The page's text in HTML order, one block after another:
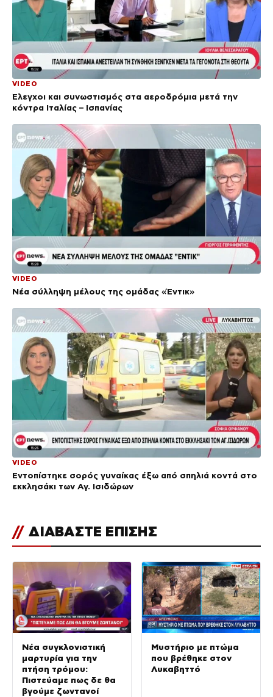
VIDEO
Έλεγχοι και συνωστισμός στα αεροδρόμια μετά την
κόντρα Ιταλίας – Ισπανίας
VIDEO
Νέα σύλληψη μέλους της ομάδας «Έντικ»
VIDEO
Εντοπίστηκε σορός γυναίκας έξω από σπηλιά κοντά στο
εκκλησάκι των Αγ. Ισιδώρων
// ΔΙΑΒΑΣΤΕ ΕΠΙΣΗΣ
Νέα συγκλονιστική
μαρτυρία για την
πτήση τρόμου:
Πιστεύαμε πως δε θα
βγούμε ζωντανοί
Μυστήριο με πτώμα
που βρέθηκε στον
Λυκαβηττό